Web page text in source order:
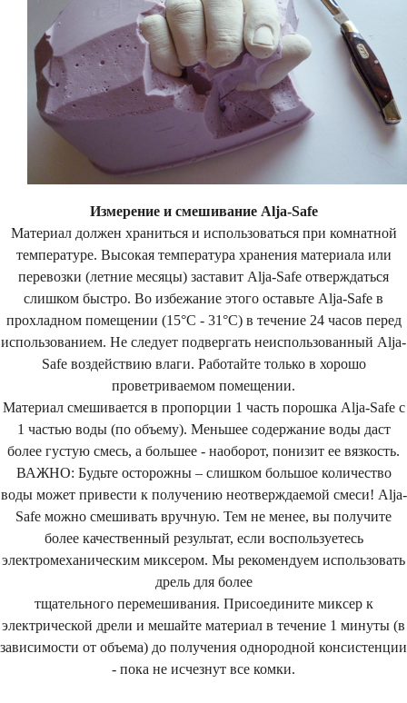
Измерение и смешивание Alja-Safe
Материал должен храниться и использоваться при комнатной
температуре. Высокая температура хранения материала или
перевозки (летние месяцы) заставит Alja-Safe отверждаться
слишком быстро. Во избежание этого оставьте Alja-Safe в
прохладном помещении (15°C - 31°C) в течение 24 часов перед
использованием. Не следует подвергать неиспользованный Alja-
Safe воздействию влаги. Работайте только в хорошо
проветриваемом помещении.
Материал смешивается в пропорции 1 часть порошка Alja-Safe с
1 частью воды (по объему). Меньшее содержание воды даст
более густую смесь, а большее - наоборот, понизит ее вязкость.
ВАЖНО: Будьте осторожны – слишком большое количество
воды может привести к получению неотверждаемой смеси! Alja-
Safe можно смешивать вручную. Тем не менее, вы получите
более качественный результат, если воспользуетесь
электромеханическим миксером. Мы рекомендуем использовать
дрель для более
тщательного перемешивания. Присоедините миксер к
электрической дрели и мешайте материал в течение 1 минуты (в
зависимости от объема) до получения однородной консистенции
- пока не исчезнут все комки.